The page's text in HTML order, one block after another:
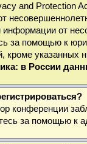
and Protection
от
за помощью к
кроме указанных
в России
конференции
за помощью к